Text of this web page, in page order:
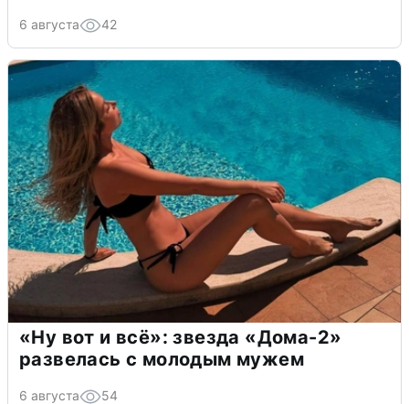
6 августа 42
«Ну вот и всё»: звезда «Дома-2»
развелась с молодым мужем
6 августа 54